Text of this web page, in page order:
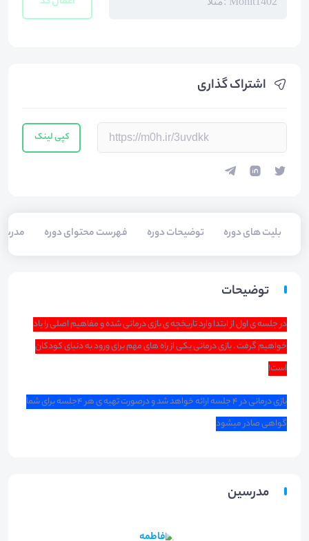
اشتراک گذاری
کپی لینک
بلیت های دوره توضیحات دوره فهرست محتوای دوره
توضیحات
در جلسه ی اول از ابتدا وارد تاریخچه ی بازی درمانی شده و مفاهیم اصلی را یاد
خواهیم گرفت . بازی درمانی یکی از راه های مهم برای ورود به دنیای کودکان
است!
بازی درمانی در ۴ جلسه ارائه خواهد شد و درصورت تهیه ی هر ۴جلسه برای شما
گواهی صادر میشود‌
مدرسین